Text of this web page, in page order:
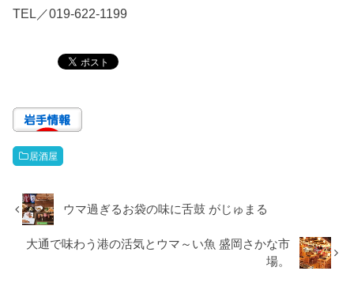
TEL／019-622-1199
居酒屋
ウマ過ぎるお袋の味に舌鼓 がじゅまる
大通で味わう港の活気とウマ～い魚 盛岡さかな市
場。